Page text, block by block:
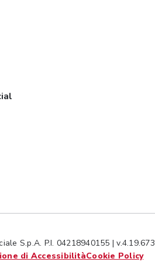
S.p.A. P.I. 04218940155 | v.4.19.673
di AccessibilitàCookie Policy